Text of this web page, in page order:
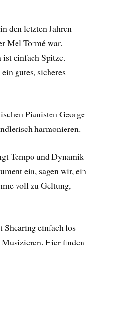
den letzten Jahren
Mel Tormé war.
einfach Spitze.
gutes, sicheres
Pianisten George
harmonieren.
Tempo und Dynamik
ein, sagen wir, ein
voll zu Geltung,
Shearing einfach los
Musizieren. Hier finden